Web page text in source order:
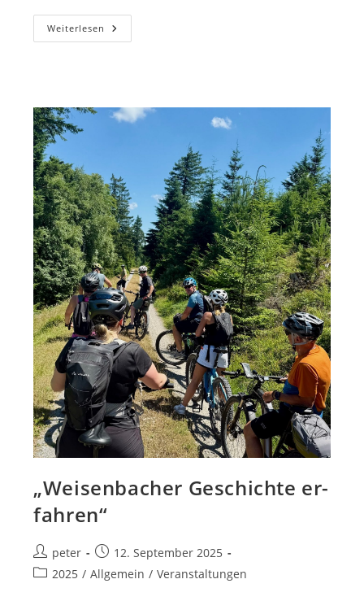
Weiterlesen Adventsglühen
2025
„Weisenbacher Geschichte er-
fahren“
Beitrags-
Autor:
peter
Beitrag
veröffentlicht:
12. September 2025
Beitrags-
2025 / Allgemein / Veranstaltungen